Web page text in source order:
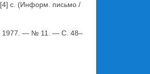
с. (Информ. письмо /
— 1977. — № 11. — С. 48–